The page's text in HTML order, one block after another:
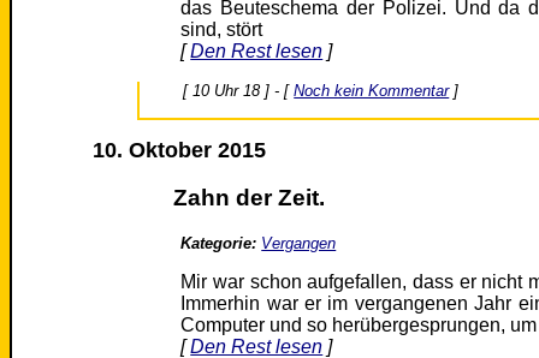
das Beuteschema der Polizei. Und da
sind, stört
[Den Rest lesen ]
[ 10 Uhr 18 ] - [Noch kein Kommentar]
10. Oktober 2015
Zahn der Zeit.
Kategorie: Vergangen
Mir war schon aufgefallen, dass er nicht
Immerhin war er im vergangenen Jahr
Computer und so herübergesprungen,
[Den Rest lesen ]